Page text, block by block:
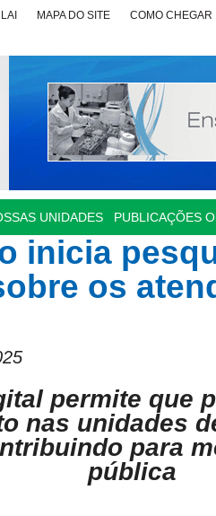
MAPA DO SITE COMO CHEGAR
UNIDADES PUBLICAÇÕES
inicia
os
permite que
nas unidades
para
pública